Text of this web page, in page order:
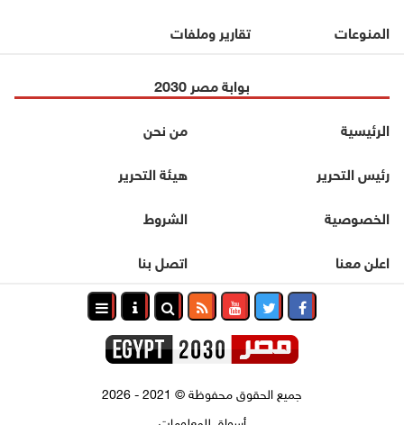
المنوعات
تقارير وملفات
بوابة مصر 2030
الرئيسية
من نحن
رئيس التحرير
هيئة التحرير
الخصوصية
الشروط
اعلن معنا
اتصل بنا
جميع الحقوق محفوظة©